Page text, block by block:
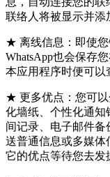
联络人将被显示并添
★ 离线信息：即使您
WhatsApp也会保存
本应用程序时便可以
★ 更多优点：您可以
化墙纸、个性化通知
间记录、电子邮件
送普通信息或多媒体
它的优点等待您去发